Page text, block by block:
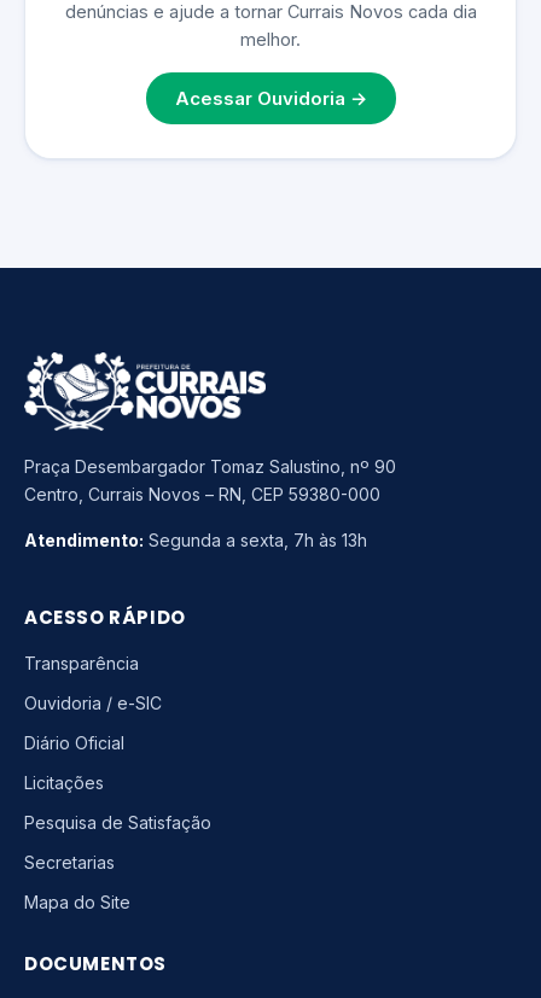
denúncias e ajude a tornar Currais Novos cada dia
melhor.
Acessar Ouvidoria →
Praça Desembargador Tomaz Salustino, nº 90
Centro, Currais Novos – RN, CEP 59380-000
Atendimento: Segunda a sexta, 7h às 13h
ACESSO RÁPIDO
Transparência
Ouvidoria / e-SIC
Diário Oficial
Licitações
Pesquisa de Satisfação
Secretarias
Mapa do Site
DOCUMENTOS